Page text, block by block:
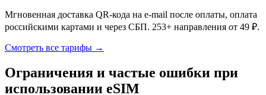
Мгновенная доставка QR-кода на e-mail после оплаты, оплата
российскими картами и через СБП. 253+ направления от 49 ₽.
Смотреть все тарифы →
Ограничения и частые ошибки при
использовании eSIM